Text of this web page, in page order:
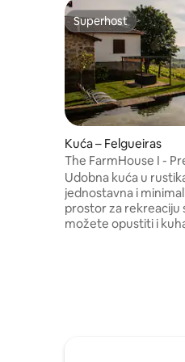
Superhost
Superhost
Kuća – Felgueiras
The FarmHouse I -
Udobna kuća u
jednostavna i
prostor za rekreaciju
možete opustiti i